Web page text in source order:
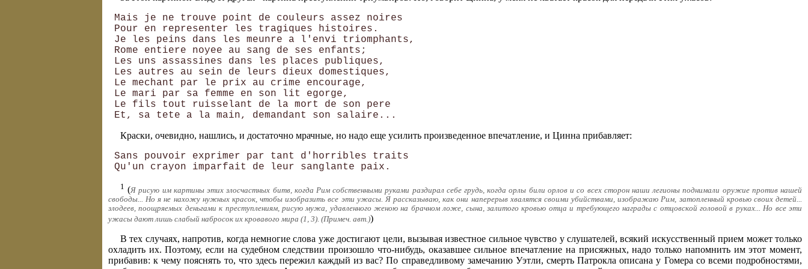
Mais je ne trouve point de couleurs assez noires
Pour en representer les tragiques histoires.
Je les peins dans les meunre a l'envi triomphants,
Rome entiere noyee au sang de ses enfants;
Les uns assassines dans les places publiques,
Les autres au sein de leurs dieux domestiques,
Le mechant par le prix au crime encourage,
Le mari par sa femme en son lit egorge,
Le fils tout ruisselant de la mort de son pere
Краски, очевидно, нашлись, и достаточно мрачные, но надо еще усилить произведенное впечатление, и Цинна прибавляет:
Sans pouvoir exprimer par tant d'horribles traits
1 (Я рисую им картины этих злосчастных битв, когда Рим собственными руками раздирал себе грудь, когда орлы били орлов и со всех сторон наши легионы поднимали оружие против нашей
свободы... Но я не нахожу нужных красок, чтобы изобразить все эти ужасы. Я рассказываю, как они наперерыв хвалятся своими убийствами, изображаю Рим, затопленный кровью своих детей...
злодеев, поощряемых деньгами к преступлениям, рисую мужа, удавленного женою на брачном ложе, сына, залитого кровью отца и требующего награды с отцовской головой в руках... Но все эти
ужасы дают лишь слабый набросок их кровавого мира (1, 3). (Примеч. авт.))
В тех случаях, напротив, когда немногие слова уже достигают цели, вызывая известное сильное чувство у слушателей, всякий искусственный прием может только
охладить их. Поэтому, если на судебном следствии произошло что-нибудь, оказавшее сильное впечатление на присяжных, надо только напомнить им этот момент,
прибавив: к чему пояснять то, что здесь пережил каждый из вас? По справедливому замечанию Уэтли, смерть Патрокла описана у Гомера со всеми подробностями,